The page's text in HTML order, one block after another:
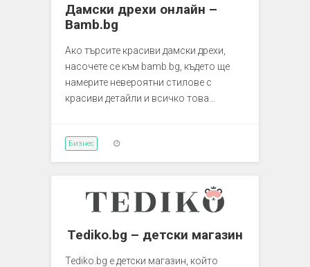
Дамски дрехи онлайн –
Bamb.bg
Ако търсите красиви дамски дрехи,
насочете се към bamb.bg, където ще
намерите невероятни стилове с
красиви детайли и всичко това…
Бизнес
Tediko.bg – детски магазин
Tediko.bg е детски магазин, който